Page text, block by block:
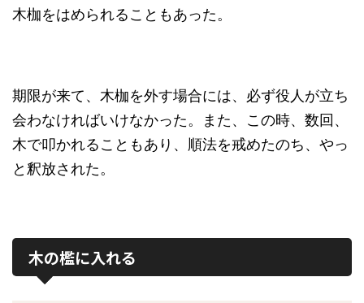
木枷をはめられることもあった。
期限が来て、木枷を外す場合には、必ず役人が立ち
会わなければいけなかった。また、この時、数回、
木で叩かれることもあり、順法を戒めたのち、やっ
と釈放された。
木の檻に入れる